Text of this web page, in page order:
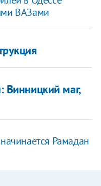
ВАЗами
Винницкий маг,
Рамадан